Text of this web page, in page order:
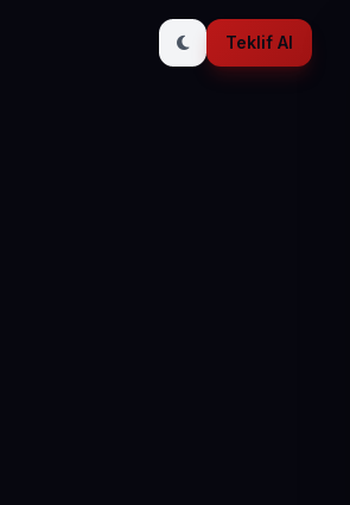
Teklif Al